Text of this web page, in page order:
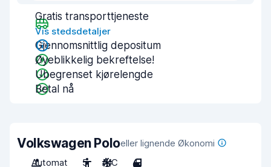
Gratis transporttjeneste
Vis stedsdetaljer
Gjennomsnittlig depositum
Øyeblikkelig bekreftelse!
Ubegrenset kjørelengde
Betal nå
Volkswagen Poloeller lignende Økonomi
Automat
5 A/C 4